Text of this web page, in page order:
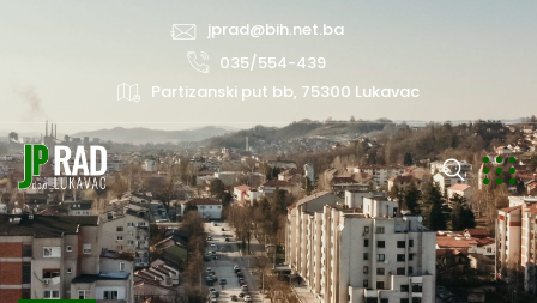
jprad@bih.net.ba
035/554-439
Partizanski put bb, 75300 Lukavac